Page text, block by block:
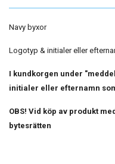
Navy byxor
Logotyp & initialer eller
I kundkorgen under
initialer eller efternamn
OBS! Vid köp av produkt
bytesrätten